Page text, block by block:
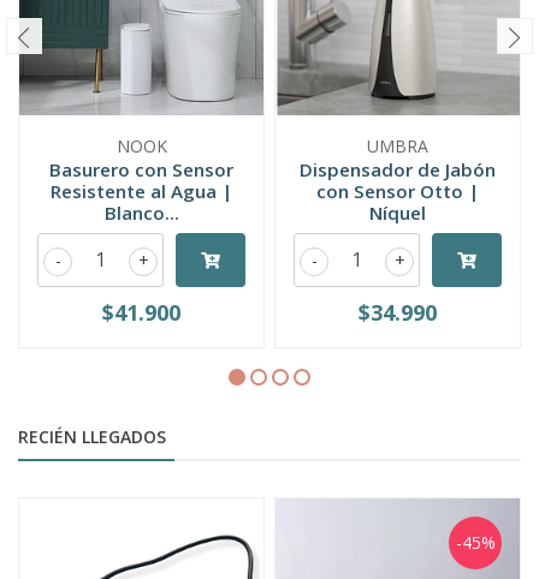
NOOK
Basurero con Sensor
Resistente al Agua |
Blanco...
+
-
$41.900
UMBRA
Dispensador de Jabón
con Sensor Otto |
Níquel
+
-
$34.990
RECIÉN LLEGADOS
-45%